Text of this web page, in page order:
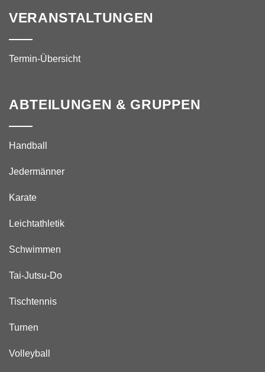
VERANSTALTUNGEN
Termin-Übersicht
ABTEILUNGEN & GRUPPEN
Handball
Jedermänner
Karate
Leichtathletik
Schwimmen
Tai-Jutsu-Do
Tischtennis
Turnen
Volleyball